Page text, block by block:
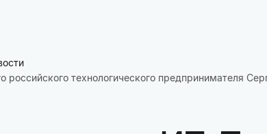
технологического предпринимателя